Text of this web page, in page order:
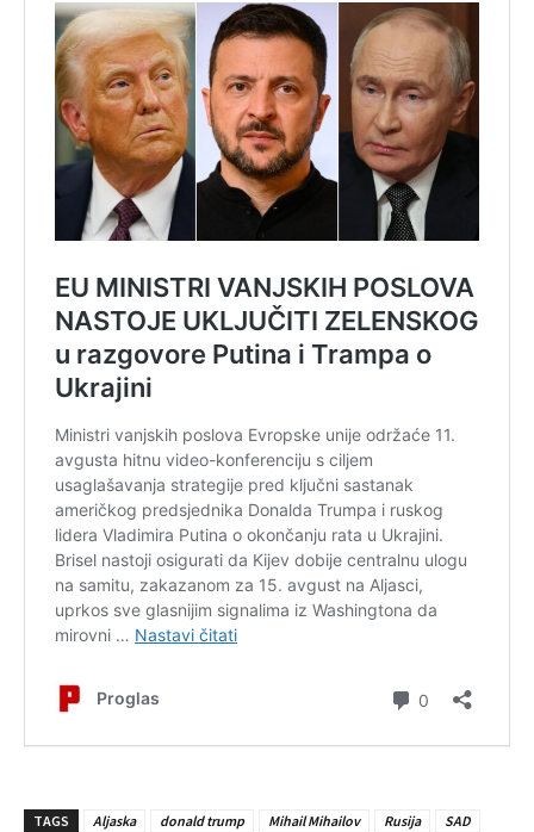
TAGS Aljaska donald trump Mihail Mihailov Rusija
SAD